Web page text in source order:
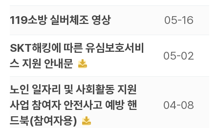
119소방 실버체조 영상 05-16
SKT해킹에 따른 유심보호서비
스 지원 안내문
05-02
노인 일자리 및 사회활동 지원
사업 참여자 안전사고 예방 핸
드북(참여자용)
04-08